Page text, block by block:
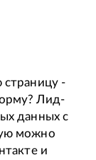
страницу -
Лид-
данных с
можно
и